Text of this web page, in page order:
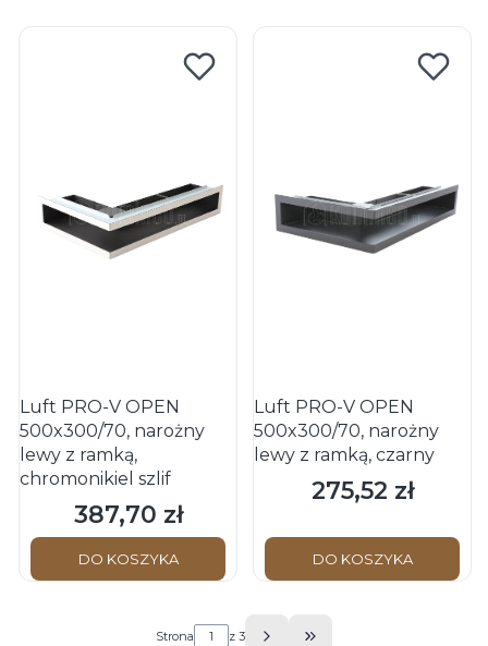
Luft PRO-V OPEN
500x300/70, narożny
lewy z ramką,
chromonikiel szlif
Cena
387,70 zł
DO KOSZYKA
Luft PRO-V OPEN
500x300/70, narożny
lewy z ramką, czarny
Cena
275,52 zł
DO KOSZYKA
Strona z 3